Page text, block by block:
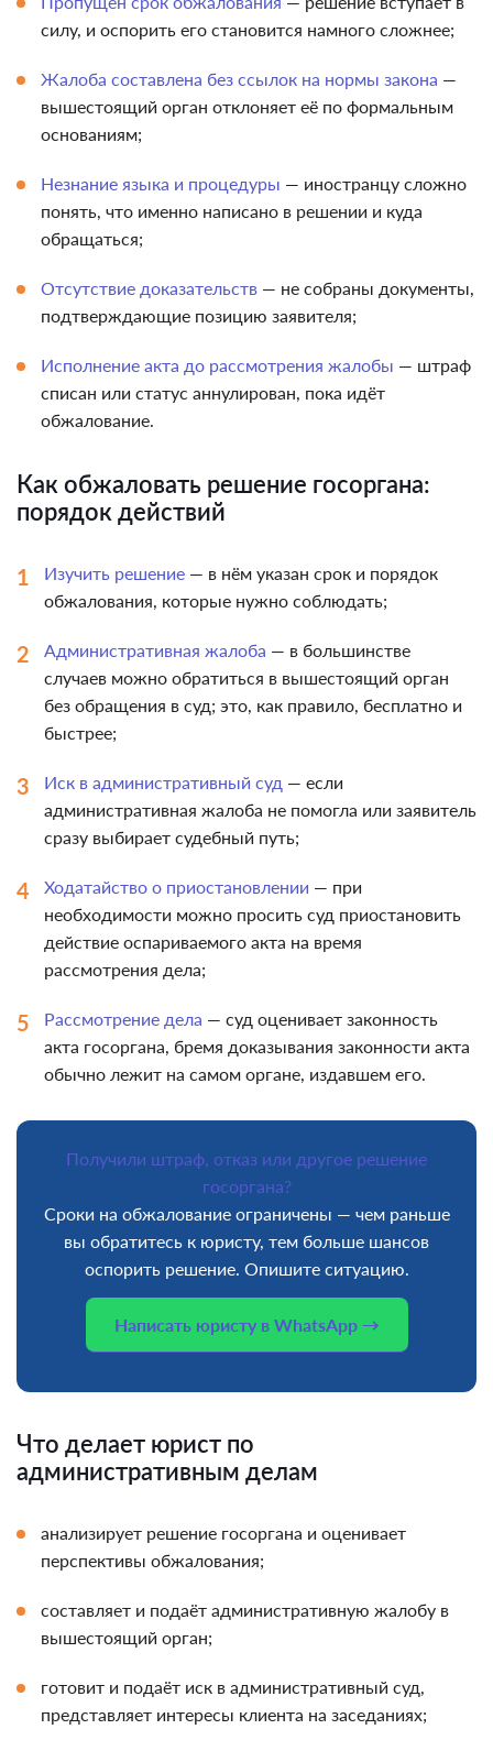
силу, и оспорить его становится намного сложнее;
Жалоба составлена без ссылок на нормы закона —
вышестоящий орган отклоняет её по формальным
основаниям;
Незнание языка и процедуры — иностранцу сложно
понять, что именно написано в решении и куда
обращаться;
Отсутствие доказательств — не собраны документы,
подтверждающие позицию заявителя;
Исполнение акта до рассмотрения жалобы — штраф
списан или статус аннулирован, пока идёт
обжалование.
Как обжаловать решение госоргана:
порядок действий
Изучить решение — в нём указан срок и порядок
обжалования, которые нужно соблюдать;
Административная жалоба — в большинстве
случаев можно обратиться в вышестоящий орган
без обращения в суд; это, как правило, бесплатно и
быстрее;
Иск в административный суд — если
административная жалоба не помогла или заявитель
сразу выбирает судебный путь;
Ходатайство о приостановлении — при
необходимости можно просить суд приостановить
действие оспариваемого акта на время
рассмотрения дела;
Рассмотрение дела — суд оценивает законность
акта госоргана, бремя доказывания законности акта
обычно лежит на самом органе, издавшем его.
Получили штраф, отказ или другое решение
госоргана?
Сроки на обжалование ограничены — чем раньше
вы обратитесь к юристу, тем больше шансов
оспорить решение. Опишите ситуацию.
Написать юристу в WhatsApp →
Что делает юрист по
административным делам
анализирует решение госоргана и оценивает
перспективы обжалования;
составляет и подаёт административную жалобу в
вышестоящий орган;
готовит и подаёт иск в административный суд,
представляет интересы клиента на заседаниях;